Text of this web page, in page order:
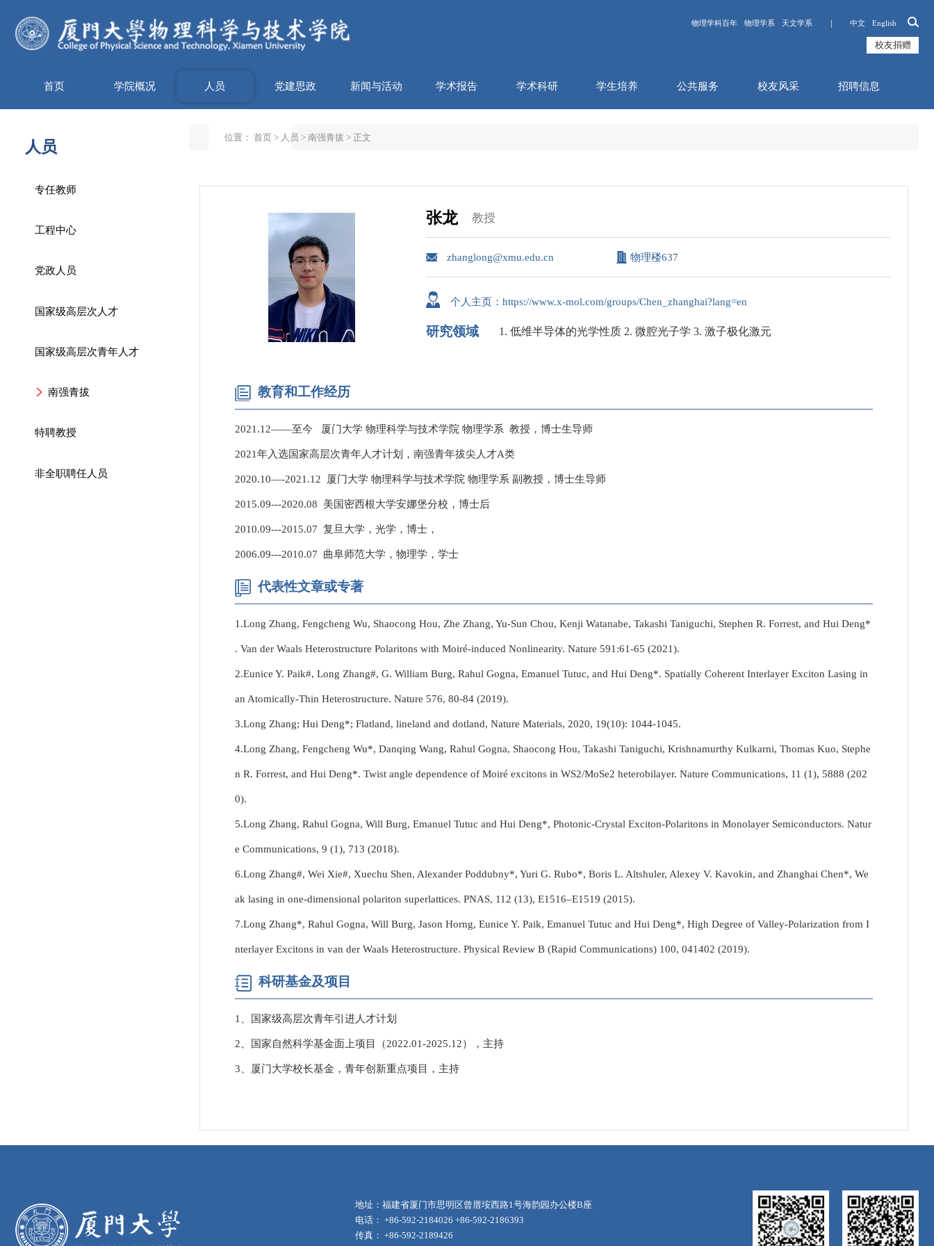
物理学科百年 物理学系 天文学系 ｜ 中文 English
校友捐赠
首页 学院概况 人员 党建思政 新闻与活动 学术报告 学术科研 学生培养 公共服务 校友风采 招聘信息
人员
专任教师
工程中心
党政人员
国家级高层次人才
国家级高层次青年人才
南强青拔
特聘教授
非全职聘任人员
位置： 首页> 人员 > 南强青拔 > 正文
张龙 教授
zhanglong@xmu.edu.cn 物理楼637
个人主页：https://www.x-mol.com/groups/Chen_zhanghai?lang=en
研究领域 1. 低维半导体的光学性质 2. 微腔光子学 3. 激子极化激元
教育和工作经历
2021.12——至今 厦门大学 物理科学与技术学院 物理学系 教授，博士生导师
2021年入选国家高层次青年人才计划，南强青年拔尖人才A类
2020.10—-2021.12 厦门大学 物理科学与技术学院 物理学系 副教授，博士生导师
2015.09---2020.08 美国密西根大学安娜堡分校，博士后
2010.09---2015.07 复旦大学，光学，博士，
2006.09---2010.07 曲阜师范大学，物理学，学士
代表性文章或专著
1.Long Zhang, Fengcheng Wu, Shaocong Hou, Zhe Zhang, Yu-Sun Chou, Kenji Watanabe, Takashi Taniguchi, Stephen R. Forrest, and Hui Deng*
. Van der Waals Heterostructure Polaritons with Moiré-induced Nonlinearity. Nature 591:61-65 (2021).
2.Eunice Y. Paik#, Long Zhang#, G. William Burg, Rahul Gogna, Emanuel Tutuc, and Hui Deng*. Spatially Coherent Interlayer Exciton Lasing in
an Atomically-Thin Heterostructure. Nature 576, 80-84 (2019).
3.Long Zhang; Hui Deng*; Flatland, lineland and dotland, Nature Materials, 2020, 19(10): 1044-1045.
4.Long Zhang, Fengcheng Wu*, Danqing Wang, Rahul Gogna, Shaocong Hou, Takashi Taniguchi, Krishnamurthy Kulkarni, Thomas Kuo, Stephe
n R. Forrest, and Hui Deng*. Twist angle dependence of Moiré excitons in WS2/MoSe2 heterobilayer. Nature Communications, 11 (1), 5888 (202
0).
5.Long Zhang, Rahul Gogna, Will Burg, Emanuel Tutuc and Hui Deng*, Photonic-Crystal Exciton-Polaritons in Monolayer Semiconductors. Natur
e Communications, 9 (1), 713 (2018).
6.Long Zhang#, Wei Xie#, Xuechu Shen, Alexander Poddubny*, Yuri G. Rubo*, Boris L. Altshuler, Alexey V. Kavokin, and Zhanghai Chen*, We
ak lasing in one-dimensional polariton superlattices. PNAS, 112 (13), E1516–E1519 (2015).
7.Long Zhang*, Rahul Gogna, Will Burg, Jason Horng, Eunice Y. Paik, Emanuel Tutuc and Hui Deng*, High Degree of Valley-Polarization from I
nterlayer Excitons in van der Waals Heterostructure. Physical Review B (Rapid Communications) 100, 041402 (2019).
科研基金及项目
1、国家级高层次青年引进人才计划
2、国家自然科学基金面上项目（2022.01-2025.12），主持
3、厦门大学校长基金，青年创新重点项目，主持
地址：福建省厦门市思明区曾厝垵西路1号海韵园办公楼B座
电话： +86-592-2184026 +86-592-2186393
传真： +86-592-2189426